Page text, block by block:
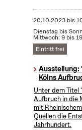
20.10.2023bis
Dienstag bis
Mittwoch: 9 bis
Eintritt frei
Ausstellung:
Kölns
Unter dem Titel
Aufbruch in die
mit
Quellen die
Jahrhundert.